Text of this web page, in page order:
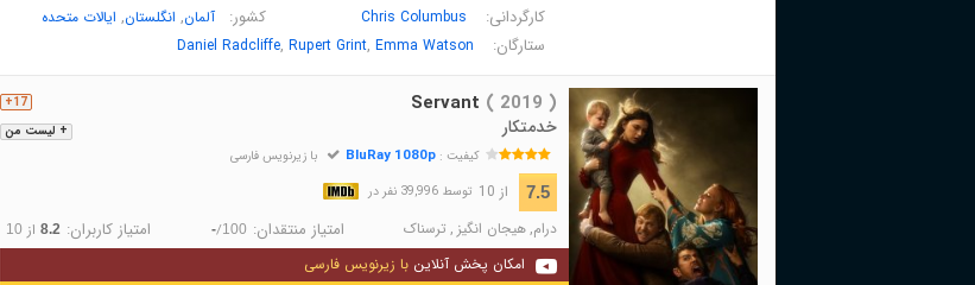
کارگردانی: Chris Columbus کشور: آلمان, انگلستان, ایالات متحده
ستارگان: Daniel Radcliffe, Rupert Grint, Emma Watson
+ لیست من
17+ Servant ( 2019 )
خدمتکار
کیفیت :BluRay 1080p با زیرنویس فارسی
7.5 از 10 توسط 39,996 نفر در
درام,هیجان انگیز , ترسناک امتیاز منتقدان: -/100 امتیاز کاربران: 8.2 از 10
امکان پخش آنلاین با زیرنویس فارسی